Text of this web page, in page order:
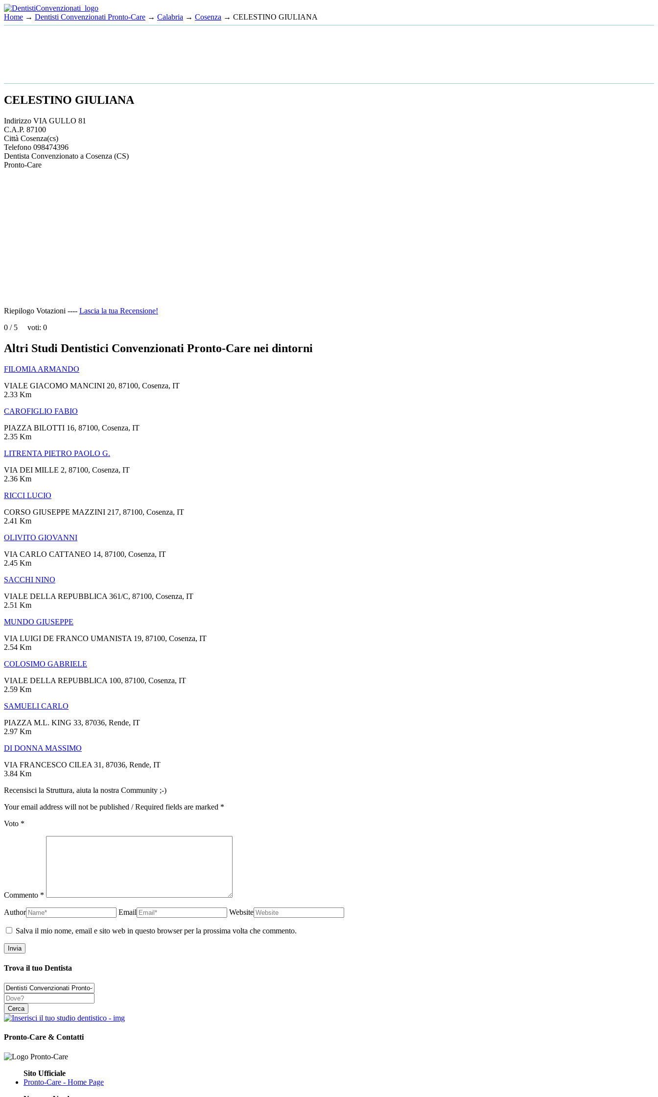
Home → Dentisti Convenzionati Pronto-Care → Calabria → Cosenza → CELESTINO GIULIANA
CELESTINO GIULIANA
Indirizzo VIA GULLO 81
C.A.P. 87100
Città Cosenza(cs)
Telefono 098474396
Dentista Convenzionato a Cosenza (CS)
Pronto-Care
Riepilogo Votazioni ---- Lascia la tua Recensione!
0 / 5 voti: 0
Altri Studi Dentistici Convenzionati Pronto-Care nei dintorni
FILOMIA ARMANDO
VIALE GIACOMO MANCINI 20, 87100, Cosenza, IT
2.33 Km
CAROFIGLIO FABIO
PIAZZA BILOTTI 16, 87100, Cosenza, IT
2.35 Km
LITRENTA PIETRO PAOLO G.
VIA DEI MILLE 2, 87100, Cosenza, IT
2.36 Km
RICCI LUCIO
CORSO GIUSEPPE MAZZINI 217, 87100, Cosenza, IT
2.41 Km
OLIVITO GIOVANNI
VIA CARLO CATTANEO 14, 87100, Cosenza, IT
2.45 Km
SACCHI NINO
VIALE DELLA REPUBBLICA 361/C, 87100, Cosenza, IT
2.51 Km
MUNDO GIUSEPPE
VIA LUIGI DE FRANCO UMANISTA 19, 87100, Cosenza, IT
2.54 Km
COLOSIMO GABRIELE
VIALE DELLA REPUBBLICA 100, 87100, Cosenza, IT
2.59 Km
SAMUELI CARLO
PIAZZA M.L. KING 33, 87036, Rende, IT
2.97 Km
DI DONNA MASSIMO
VIA FRANCESCO CILEA 31, 87036, Rende, IT
3.84 Km
Recensisci la Struttura, aiuta la nostra Community ;-)
Your email address will not be published / Required fields are marked *
Voto *
Commento *
Author Email Website
Salva il mio nome, email e sito web in questo browser per la prossima volta che commento.
Trova il tuo Dentista
Pronto-Care & Contatti
Sito Ufficiale
Pronto-Care - Home Page